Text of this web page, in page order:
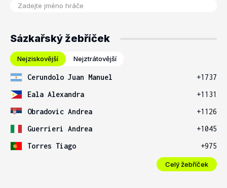
Sázkařský žebříček
Nejziskovější Nejztrátovější
Cerundolo Juan Manuel
+1737
Eala Alexandra
+1131
Obradovic Andrea
+1126
Guerrieri Andrea
+1045
Torres Tiago
+975
Celý žebříček